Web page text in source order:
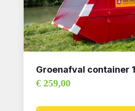
Groenafval container
€ 259,00